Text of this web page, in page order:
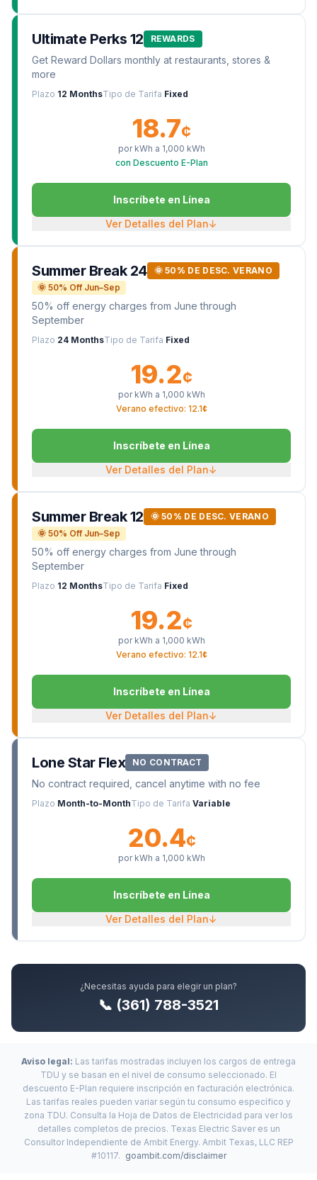
Ultimate Perks 12 REWARDS
Get Reward Dollars monthly at restaurants, stores &
more
Plazo 12 MonthsTipo de Tarifa Fixed
18.7¢
por kWh a 1,000 kWh
con Descuento E-Plan
Inscríbete en Línea
Ver Detalles del Plan↓
Summer Break 24
🌞 50% DE DESC. VERANO
🌞 50% Off Jun–Sep
50% off energy charges from June through
September
Plazo 24 MonthsTipo de Tarifa Fixed
19.2¢
por kWh a 1,000 kWh
Verano efectivo: 12.1¢
Inscríbete en Línea
Ver Detalles del Plan↓
Summer Break 12
🌞 50% DE DESC. VERANO
🌞 50% Off Jun–Sep
50% off energy charges from June through
September
Plazo 12 MonthsTipo de Tarifa Fixed
19.2¢
por kWh a 1,000 kWh
Verano efectivo: 12.1¢
Inscríbete en Línea
Ver Detalles del Plan↓
Lone Star Flex NO CONTRACT
No contract required, cancel anytime with no fee
Plazo Month-to-MonthTipo de Tarifa Variable
20.4¢
por kWh a 1,000 kWh
Inscríbete en Línea
Ver Detalles del Plan↓
¿Necesitas ayuda para elegir un plan?
📞 (361) 788-3521
Aviso legal: Las tarifas mostradas incluyen los cargos de entrega
TDU y se basan en el nivel de consumo seleccionado. El
descuento E-Plan requiere inscripción en facturación electrónica.
Las tarifas reales pueden variar según tu consumo específico y
zona TDU. Consulta la Hoja de Datos de Electricidad para ver los
detalles completos de precios. Texas Electric Saver es un
Consultor Independiente de Ambit Energy. Ambit Texas, LLC REP
#10117. goambit.com/disclaimer